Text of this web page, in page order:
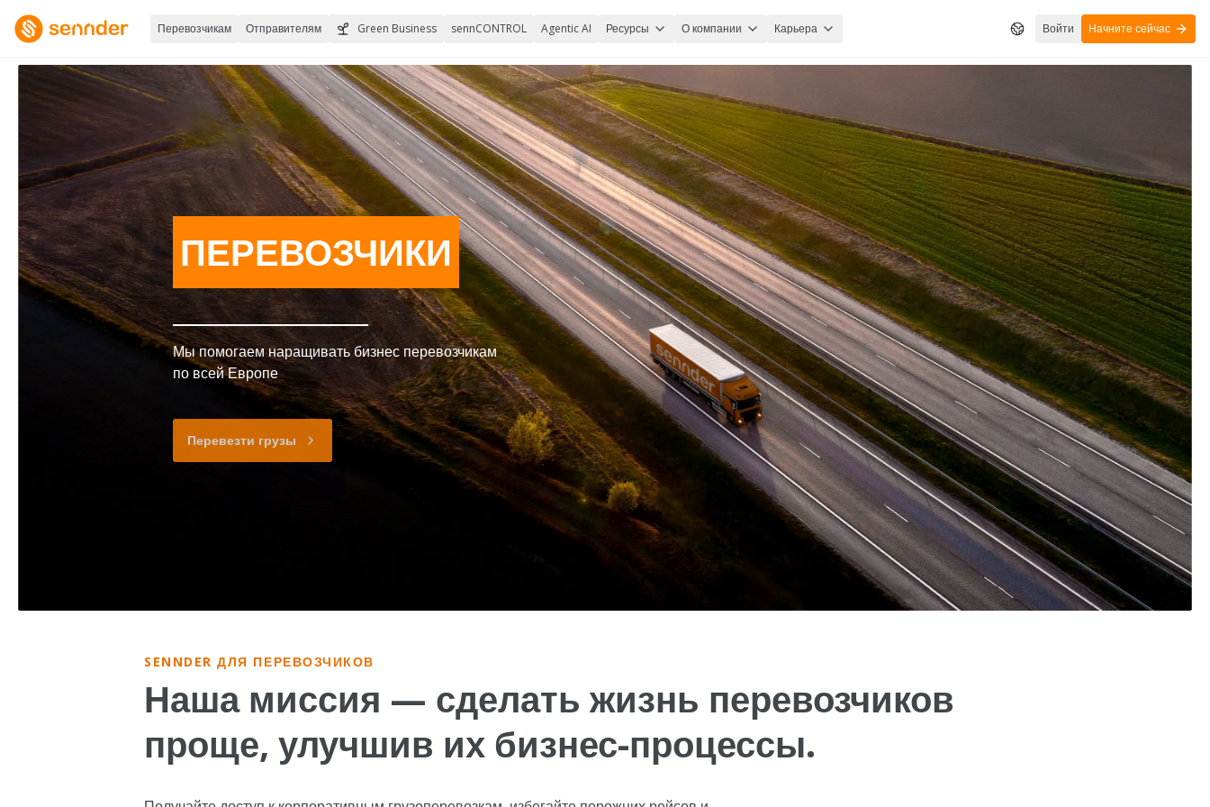
Перевозчикам Отправителям Green Business sennCONTROL Agentic AI Ресурсы О компании Карьера Войти Начните сейчас
ПЕРЕВОЗЧИКИ
Мы помогаем наращивать бизнес перевозчикам
по всей Европе
Перевезти грузы
SENNDER ДЛЯ ПЕРЕВОЗЧИКОВ
Наша миссия — сделать жизнь перевозчиков
проще, улучшив их бизнес-процессы.